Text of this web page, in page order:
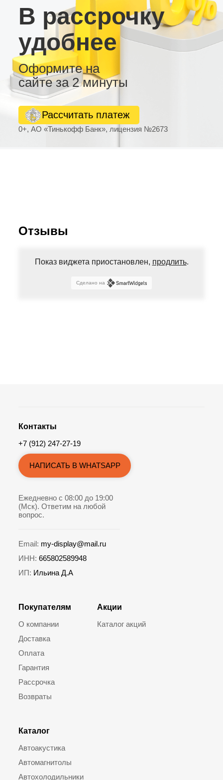
видеорегистратор и внешний усилитель, а
также предлагает большой выбор тем
оформления рабочего стола. Эта магнитола —
надежное, функциональное и экономичное
решение для автомобилистов, ищущих
качественную андроид-магнитолу.
В рассрочку
удобнее
Оформите на
сайте за 2 минуты
0+, АО «Тинькофф Банк», лицензия №2673
Рассчитать платеж
Отзывы
Показ виджета приостановлен, продлить.
Сделано на
Покупателям
О компании
Доставка
Оплата
Гарантия
Рассрочка
Возвраты
Каталог
Автоакустика
Автомагнитолы
Автохолодильники
Акции
Каталог акций
Контакты
+7 (912) 247-27-19
НАПИСАТЬ В WHATSAPP
Ежедневно с 08:00 до 19:00
(Мск). Ответим на любой
вопрос.
Email: my-display@mail.ru
ИНН: 665802589948
ИП: Ильина Д.А